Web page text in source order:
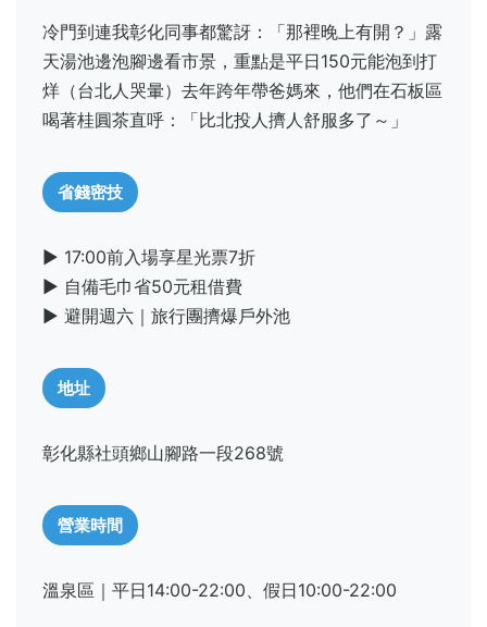
冷門到連我彰化同事都驚訝：「那裡晚上有開？」露
天湯池邊泡腳邊看市景，重點是平日150元能泡到打
烊（台北人哭暈）去年跨年帶爸媽來，他們在石板區
喝著桂圓茶直呼：「比北投人擠人舒服多了～」
省錢密技
▶ 17:00前入場享星光票7折
▶ 自備毛巾省50元租借費
▶ 避開週六｜旅行團擠爆戶外池
地址
彰化縣社頭鄉山腳路一段268號
營業時間
溫泉區｜平日14:00-22:00、假日10:00-22:00